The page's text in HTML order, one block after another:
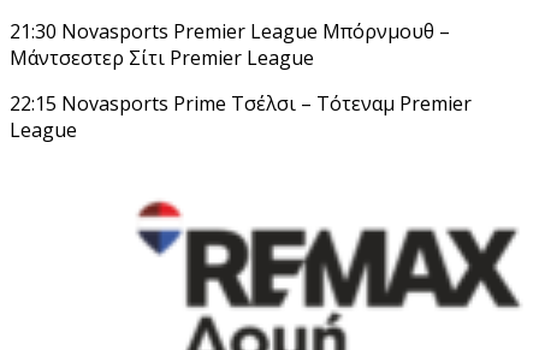
21:30 Novasports Premier League Μπόρνμουθ –
Μάντσεστερ Σίτι Premier League
22:15 Novasports Prime Τσέλσι – Τότεναμ Premier
League